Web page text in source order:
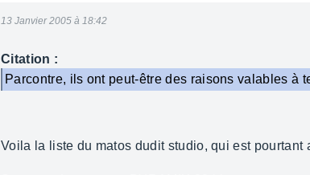
13 Janvier 2005 à 18:42
Citation :
Parcontre, ils ont peut-être des raisons valables à
Voila la liste du matos dudit studio, qui est pourtant